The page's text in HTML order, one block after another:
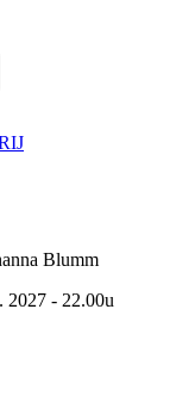
Blumm
2027 - 22.00u